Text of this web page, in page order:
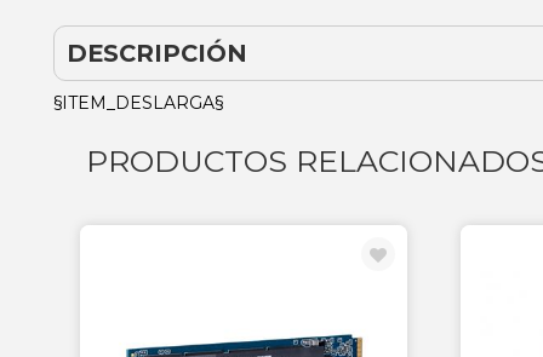
DESCRIPCIÓN
§ITEM_DESLARGA§
PRODUCTOS